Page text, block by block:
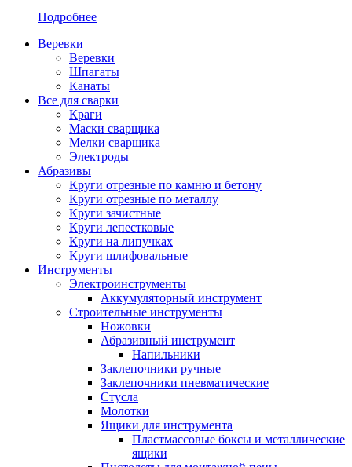
Подробнее
Веревки
Веревки
Шпагаты
Канаты
Все для сварки
Краги
Маски сварщика
Мелки сварщика
Электроды
Абразивы
Круги отрезные по камню и бетону
Круги отрезные по металлу
Круги зачистные
Круги лепестковые
Круги на липучках
Круги шлифовальные
Инструменты
Электроинструменты
Аккумуляторный инструмент
Строительные инструменты
Ножовки
Абразивный инструмент
Напильники
Заклепочники ручные
Заклепочники пневматические
Стусла
Молотки
Ящики для инструмента
Пластмассовые боксы и металлические
ящики